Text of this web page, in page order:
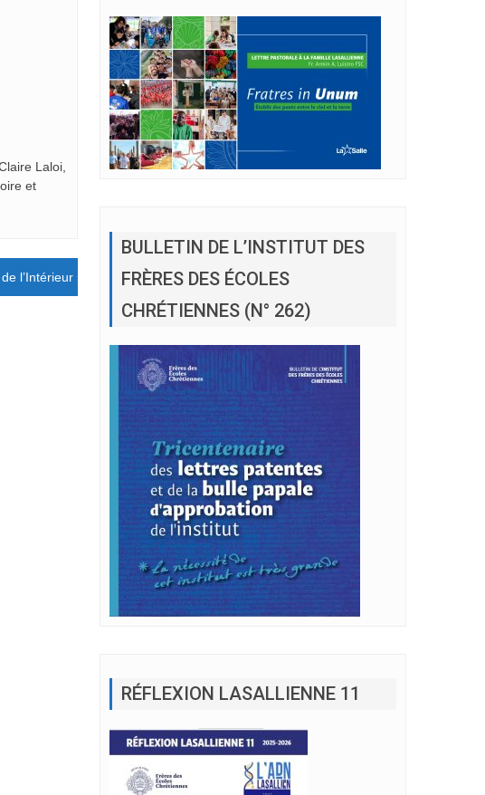
Laloi,
et
l’Intérieur »
BULLETIN DE L’INSTITUT DES
FRÈRES DES ÉCOLES
CHRÉTIENNES (N° 262)
RÉFLEXION LASALLIENNE 11